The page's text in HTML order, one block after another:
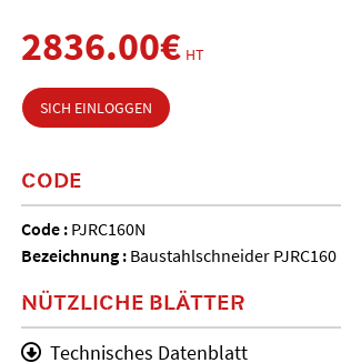
2836.00€ HT
SICH EINLOGGEN
CODE
Code : PJRC160N
Bezeichnung : Baustahlschneider PJRC160
NÜTZLICHE BLÄTTER
Technisches Datenblatt